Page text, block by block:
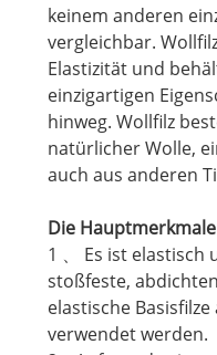
keinem anderen
vergleichbar.
Elastizität und
einzigartigen
hinweg. Wollfilz
natürlicher Wolle,
auch aus anderen
Die
1 、 Es ist
stoßfeste,
elastische
verwendet werden.